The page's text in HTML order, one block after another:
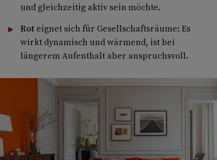
und gleichzeitig aktiv sein möchte.
Roteignet sich für Gesellschaftsräume: Es
wirkt dynamisch und wärmend, ist bei
längerem Aufenthalt aber anspruchsvoll.